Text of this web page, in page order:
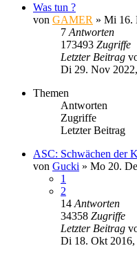
Was tun ?
von GAMER » Mi 16.
7 Antworten
173493 Zugriffe
Letzter Beitrag
Di 29. Nov
Themen
Antworten
Zugriffe
Letzter Beitrag
ASC: Schwächen der
von Gucki » Mo 20.
1
2
14 Antworten
34358 Zugriffe
Letzter Beitrag
Di 18. Okt 2016,